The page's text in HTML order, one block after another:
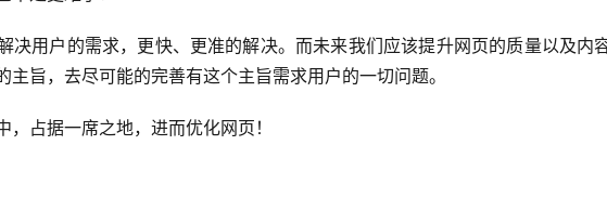
决用户的需求，更快、更准的解决。而未来我们应该提升网页的质量以及内
旨，去尽可能的完善有这个主旨需求用户的一切问题。
占据一席之地，进而优化网页！